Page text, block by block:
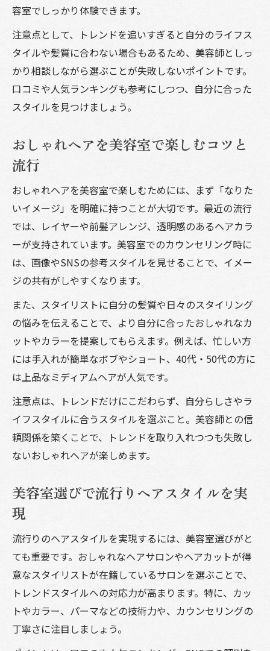
美容室で人気の2025年ヘアスタイル傾向
美容室おすすめ人気髪型ランキングを解説
ヘアスタイル人気ランキングと美容室活用
法
2025年注目ヘアは美容室で叶うトレンド
年代別の人気ヘアを美容室で再現するコツ
美容室で満足できるカット相談のポイント
術
おしゃれヘアを叶える美容室相談のコツ
美容室で希望を伝えるヘアカット相談法
美容室で納得の仕上がりを得る相談術
そのおしゃれヘア、あなたに本当に似合う？
法
美容室で自分らしさ重視のヘア選びポイン
ト
美容室で理想と似合う髪型の違いを知る
ツ
美容室で失敗しない髪型選びの注意点
容室でしっかり体験できます。
注意点として、トレンドを追いすぎると自分のライフス
タイルや髪質に合わない場合もあるため、美容師としっ
かり相談しながら選ぶことが失敗しないポイントです。
口コミや人気ランキングも参考にしつつ、自分に合った
スタイルを見つけましょう。
おしゃれヘアを美容室で楽しむコツと
流行
おしゃれヘアを美容室で楽しむためには、まず「なりた
いイメージ」を明確に持つことが大切です。最近の流行
では、レイヤーや前髪アレンジ、透明感のあるヘアカラ
ーが支持されています。美容室でのカウンセリング時に
は、画像やSNSの参考スタイルを見せることで、イメー
ジの共有がしやすくなります。
また、スタイリストに自分の髪質や日々のスタイリング
の悩みを伝えることで、より自分に合ったおしゃれなカ
ットやカラーを提案してもらえます。例えば、忙しい方
には手入れが簡単なボブやショート、40代・50代の方に
は上品なミディアムヘアが人気です。
注意点は、トレンドだけにこだわらず、自分らしさやラ
イフスタイルに合うスタイルを選ぶこと。美容師との信
頼関係を築くことで、トレンドを取り入れつつも失敗し
ないおしゃれヘアが楽しめます。
美容室選びで流行りヘアスタイルを実
現
流行りのヘアスタイルを実現するには、美容室選びがと
ても重要です。おしゃれなヘアサロンやヘアカットが得
意なスタイリストが在籍しているサロンを選ぶことで、
トレンドスタイルへの対応力が高まります。特に、カッ
トやカラー、パーマなどの技術力や、カウンセリングの
丁寧さに注目しましょう。